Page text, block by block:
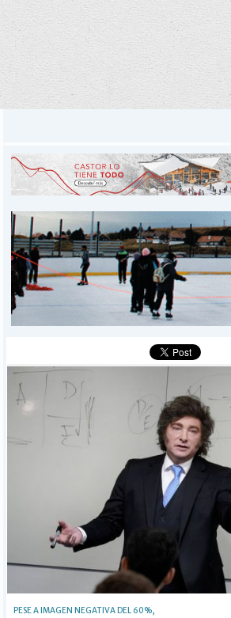
INICIO
PROVINCIALES
DEPORTES
POLICIALES
I-DIARIO
MÁS
BÚSQUEDA
PESE A IMAGEN NEGATIVA DEL 60%,